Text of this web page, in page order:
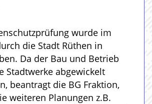
wurde im
die Stadt Rüthen in
Da der Bau und Betrieb
Stadtwerke abgewickelt
beantragt die BG Fraktion,
weiteren Planungen z.B.